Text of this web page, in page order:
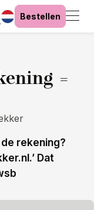
Bestellen
=
rekening?
Dat